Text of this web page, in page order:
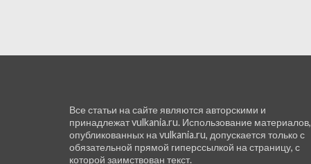
Все статьи на сайте являются авторскими и
принадлежат vulkania.ru. Использование материалов,
опубликованных на vulkania.ru, допускается только с
обязательной прямой гиперссылкой на страницу, с
которой заимствован текст.